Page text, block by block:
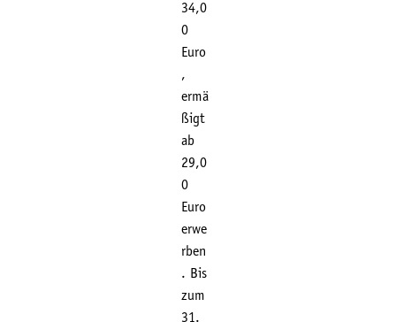
34,0
0
Euro
,
ermä
ßigt
ab
29,0
0
Euro
erwe
rben
. Bis
zum
31.